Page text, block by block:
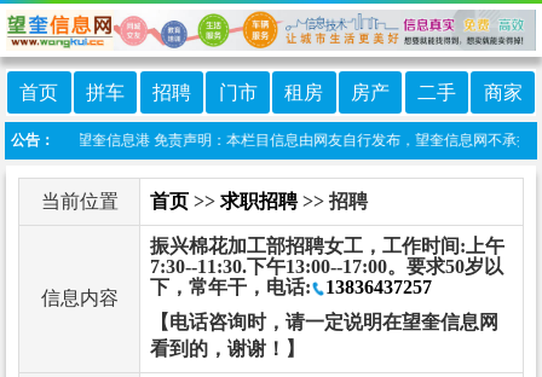
首页 拼车 招聘 门市 租房 房产 二手 商家
公告：
信小程序:望奎信息港 免责声明：本栏目信息由网友自行发布，望奎信息网不承担
当前位置 首页 >> 求职招聘>> 招聘
信息内容
振兴棉花加工部招聘女工，工作时间:上午
7:30--11:30.下午13:00--17:00。要求50岁以
下，常年干，电话:
13836437257
【电话咨询时，请一定说明在望奎信息网
看到的，谢谢！】